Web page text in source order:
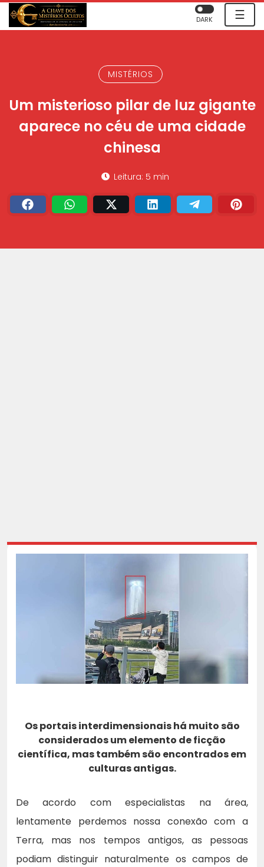
☰
DARK
MISTÉRIOS
Um misterioso pilar de luz gigante
aparece no céu de uma cidade
chinesa
Leitura: 5 min
Os portais interdimensionais há muito são
considerados um elemento de ficção
científica, mas também são encontrados em
culturas antigas.
De acordo com especialistas na área,
lentamente perdemos nossa conexão com a
Terra, mas nos tempos antigos, as pessoas
podiam distinguir naturalmente os campos de